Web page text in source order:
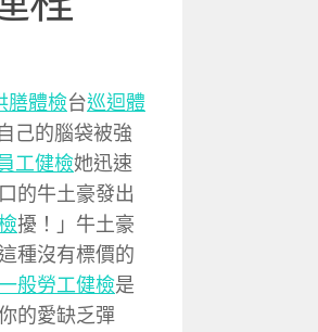
膳體檢台巡迴體
己的腦袋被強
工健檢她迅速
的牛土豪發出
擾！」牛土豪
種沒有標價的
般勞工健檢是
的愛缺乏彈